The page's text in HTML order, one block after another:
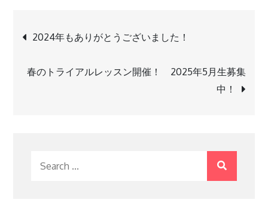
投
稿
ゲ
2024年もありがとうございました！
春のトライアルレッスン開催！ 2025年5月生募集
中！